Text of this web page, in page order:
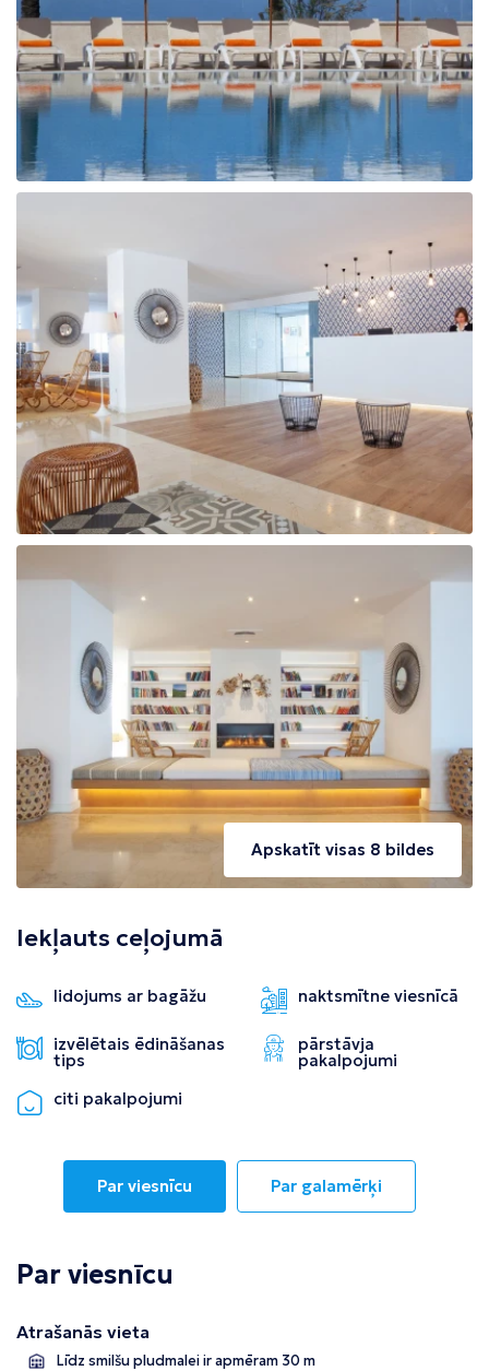
Apskatīt visas 8 bildes
Iekļauts ceļojumā
lidojums ar bagāžu naktsmītne viesnīcā
izvēlētais ēdināšanas
tips
pārstāvja
pakalpojumi
citi pakalpojumi
Par viesnīcu Par galamērķi
Par viesnīcu
Atrašanās vieta
Līdz smilšu pludmalei ir apmēram 30 m